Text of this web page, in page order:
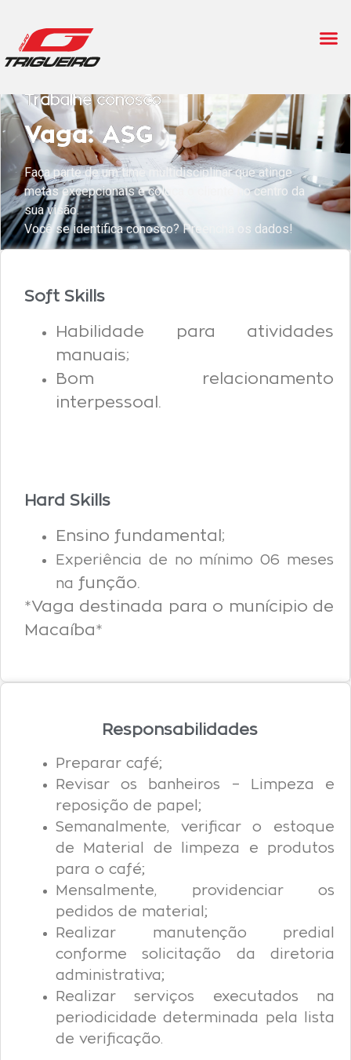
Trabalhe conosco
Vaga: ASG
Faça parte de um time multidisciplinar que atinge
metas excepcionais e coloca o cliente no centro da
sua visão.
Você se identifica conosco? Preencha os dados!
Soft Skills
Habilidade para atividades
manuais;
Bom relacionamento
interpessoal.
Hard Skills
Ensino fundamental;
Experiência de no mínimo 06 meses
na função.
*Vaga destinada para o munícipio de
Macaíba*
Responsabilidades
Preparar café;
Revisar os banheiros – Limpeza e
reposição de papel;
Semanalmente, verificar o estoque
de Material de limpeza e produtos
para o café;
Mensalmente, providenciar os
pedidos de material;
Realizar manutenção predial
conforme solicitação da diretoria
administrativa;
Realizar serviços executados na
periodicidade determinada pela lista
de verificação.